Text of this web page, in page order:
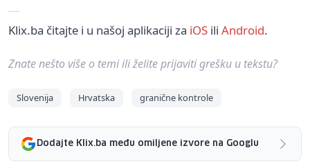
Klix.ba čitajte i u našoj aplikaciji za iOS ili Android.
Znate nešto više o temi ili želite prijaviti grešku u tekstu?
Slovenija Hrvatska granične kontrole
Dodajte Klix.ba među omiljene izvore na Googlu